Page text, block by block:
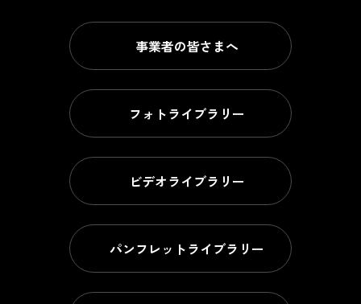
事業者の皆さまへ
フォトライブラリー
ビデオライブラリー
パンフレットライブラリー